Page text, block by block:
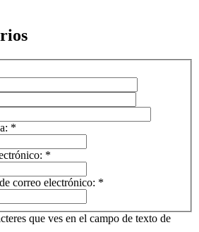
*
*
correo electrónico: *
que ves en el campo de texto de